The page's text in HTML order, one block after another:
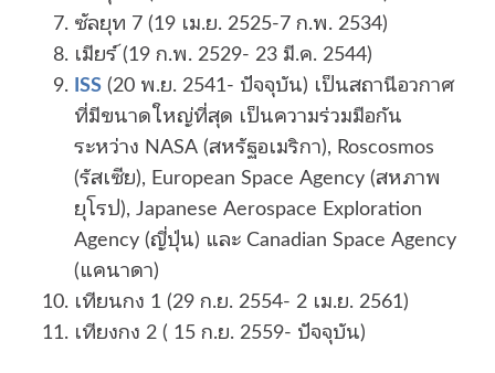
ซัลยุท 7 (19 เม.ย. 2525-7 ก.พ. 2534)
เมียร์ (19 ก.พ. 2529- 23 มี.ค. 2544)
ISS(20 พ.ย. 2541- ปัจจุบัน) เป็นสถานีอวกาศ
ที่มีขนาดใหญ่ที่สุด เป็นความร่วมมือกัน
ระหว่าง NASA (สหรัฐอเมริกา), Roscosmos
(รัสเซีย), European Space Agency (สหภาพ
ยุโรป), Japanese Aerospace Exploration
Agency (ญี่ปุ่น) และ Canadian Space Agency
(แคนาดา)
เทียนกง 1 (29 ก.ย. 2554- 2 เม.ย. 2561)
เทียงกง 2 ( 15 ก.ย. 2559- ปัจจุบัน)